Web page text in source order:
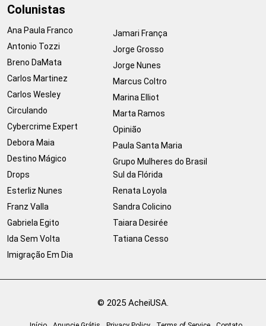
Colunistas
Ana Paula Franco
Antonio Tozzi
Breno DaMata
Carlos Martinez
Carlos Wesley
Circulando
Cybercrime Expert
Debora Maia
Destino Mágico
Drops
Esterliz Nunes
Franz Valla
Gabriela Egito
Ida Sem Volta
Imigração Em Dia
Jamari França
Jorge Grosso
Jorge Nunes
Marcus Coltro
Marina Elliot
Marta Ramos
Opinião
Paula Santa Maria
Grupo Mulheres do Brasil
Sul da Flórida
Renata Loyola
Sandra Colicino
Taiara Desirée
Tatiana Cesso
© 2025 AcheiUSA.